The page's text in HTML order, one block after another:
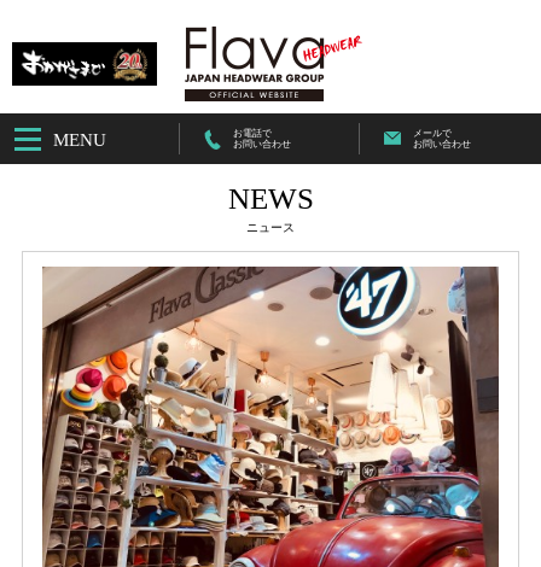
MENU
お電話で
お問い合わせ
メールで
お問い合わせ
NEWS
ニュース